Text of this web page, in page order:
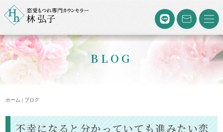
BLOG
ホーム | ブログ
不幸になると分かっていても進みたい恋